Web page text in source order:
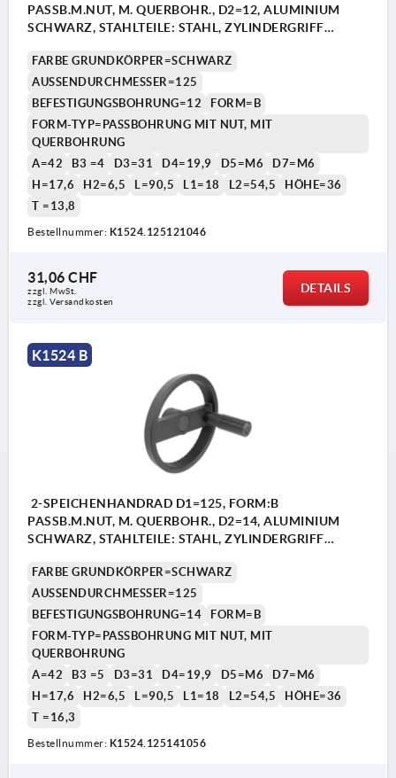
1) Lage der Querbohrung zur Passfedernut 90° versetzt
PASSB.M.NUT, M. QUERBOHR., D2=12, ALUMINIUM
SCHWARZ, STAHLTEILE: STAHL, ZYLINDERGRIFF
FARBE GRUNDKÖRPER=SCHWARZ
AUSSENDURCHMESSER=125
BEFESTIGUNGSBOHRUNG=12
FORM=B
FORM-TYP=PASSBOHRUNG MIT NUT, MIT
QUERBOHRUNG
A=42
B3 =4 D3=31 D4=19,9 D5=M6
D7=M6
H=17,6
H2=6,5 L=90,5 L1=18 L2=54,5
HÖHE=36
T =13,8
Bestellnummer: K1524.125121046
31,06 CHF
zzgl. MwSt.
zzgl. Versandkosten
DETAILS
K1524 B
2-SPEICHENHANDRAD D1=125, FORM:B
PASSB.M.NUT, M. QUERBOHR., D2=14, ALUMINIUM
SCHWARZ, STAHLTEILE: STAHL, ZYLINDERGRIFF
FARBE GRUNDKÖRPER=SCHWARZ
AUSSENDURCHMESSER=125
BEFESTIGUNGSBOHRUNG=14
FORM=B
FORM-TYP=PASSBOHRUNG MIT NUT, MIT
QUERBOHRUNG
A=42
B3 =5 D3=31 D4=19,9 D5=M6
D7=M6
H=17,6
H2=6,5 L=90,5 L1=18 L2=54,5
HÖHE=36
T =16,3
Bestellnummer: K1524.125141056